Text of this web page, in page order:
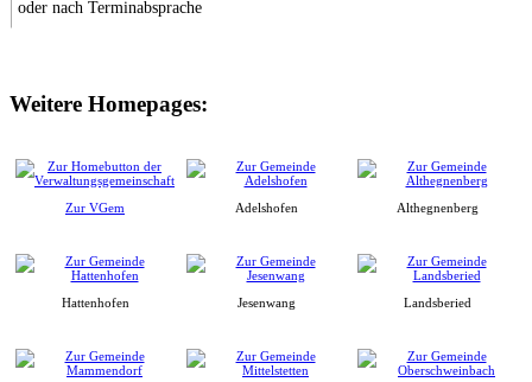
oder nach Terminabsprache
Weitere Homepages:
Zur VGem Adelshofen Althegnenberg
Hattenhofen Jesenwang Landsberied